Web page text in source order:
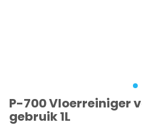
P-700 Vloerreiniger
gebruik 1L